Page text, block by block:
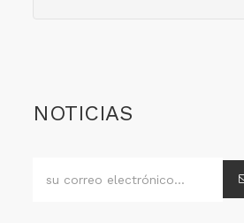
NOTICIAS